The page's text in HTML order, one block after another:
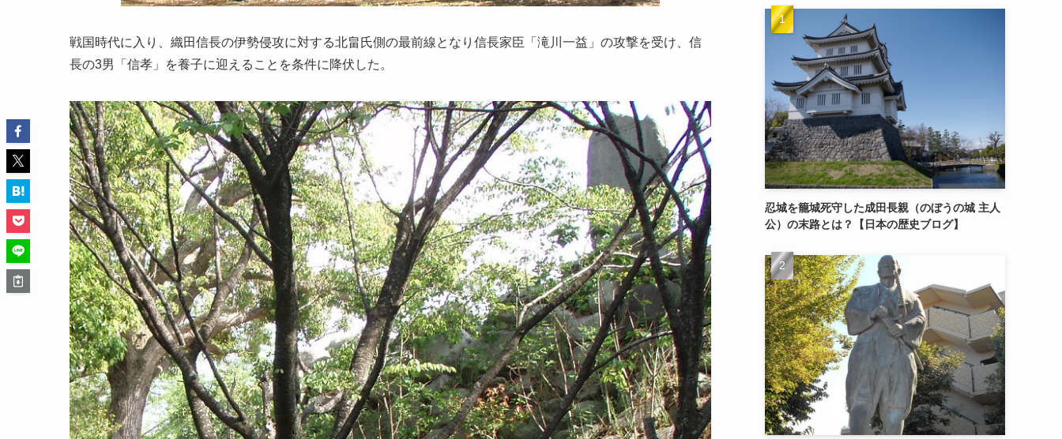
戦国時代に入り、織田信長の伊勢侵攻に対する北畠氏側の最前線となり信長家臣「滝川一益」の攻撃を受け、信
長の3男「信孝」を養子に迎えることを条件に降伏した。
忍城を籠城死守した成田長親（のぼうの城 主人
公）の末路とは？【日本の歴史ブログ】